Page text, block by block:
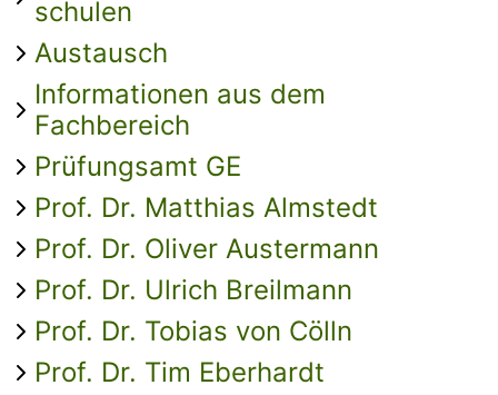
schulen
Austausch
Informationen aus dem
Fachbereich
Prüfungsamt GE
Prof. Dr. Matthias Almstedt
Prof. Dr. Oliver Austermann
Prof. Dr. Ulrich Breilmann
Prof. Dr. Tobias von Cölln
Prof. Dr. Tim Eberhardt